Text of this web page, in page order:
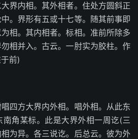
界内相。其外相者。住处方圆斜正
。界形有五或十七等。随其前事即
相。其内相者。标相。准前所除多
相并入。古云。一肘实为胶柱。作
前)
四方大界内外相。唱外相。从此东
南角某标。此是大界外相一周讫(三
为异。各三说讫。后总云。彼为外